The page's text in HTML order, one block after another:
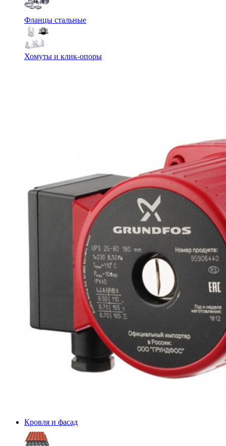
Фланцы стальные
Хомуты и клик-опоры
Кровля и фасад